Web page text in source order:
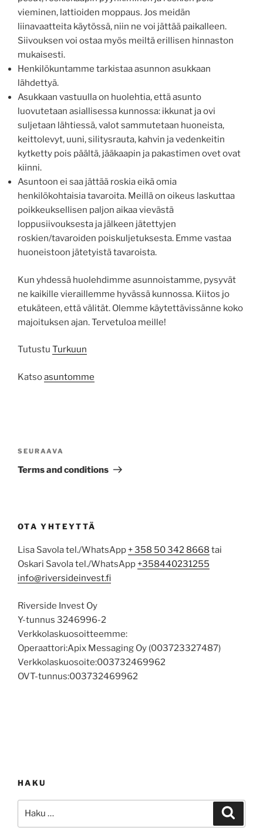
vieminen, lattioiden moppaus. Jos meidän
liinavaatteita käytössä, niin ne voi jättää paikalleen.
Siivouksen voi ostaa myös meiltä erillisen hinnaston
mukaisesti.
Henkilökuntamme tarkistaa asunnon asukkaan
lähdettyä.
Asukkaan vastuulla on huolehtia, että asunto
luovutetaan asiallisessa kunnossa: ikkunat ja ovi
suljetaan lähtiessä, valot sammutetaan huoneista,
keittolevyt, uuni, silitysrauta, kahvin ja vedenkeitin
kytketty pois päältä, jääkaapin ja pakastimen ovet ovat
kiinni.
Asuntoon ei saa jättää roskia eikä omia
henkilökohtaisia tavaroita. Meillä on oikeus laskuttaa
poikkeuksellisen paljon aikaa vievästä
loppusiivouksesta ja jälkeen jätettyjen
roskien/tavaroiden poiskuljetuksesta. Emme vastaa
huoneistoon jätetyistä tavaroista.
Kun yhdessä huolehdimme asunnoistamme, pysyvät
ne kaikille vieraillemme hyvässä kunnossa. Kiitos jo
etukäteen, että välität. Olemme käytettävissänne koko
majoituksen ajan. Tervetuloa meille!
Tutustu Turkuun
Katsoasuntomme
selaus
Seuraava
artikkeli
SEURAAVA
Terms and conditions
OTA YHTEYTTÄ
Lisa Savola tel./WhatsApp + 358 50 342 8668 tai
Oskari Savola tel./WhatsApp +358440231255
info@riversideinvest.fi
Riverside Invest Oy
Y-tunnus 3246996-2
Verkkolaskuosoitteemme:
Operaattori:Apix Messaging Oy (003723327487)
Verkkolaskuosoite:003732469962
OVT-tunnus:003732469962
HAKU